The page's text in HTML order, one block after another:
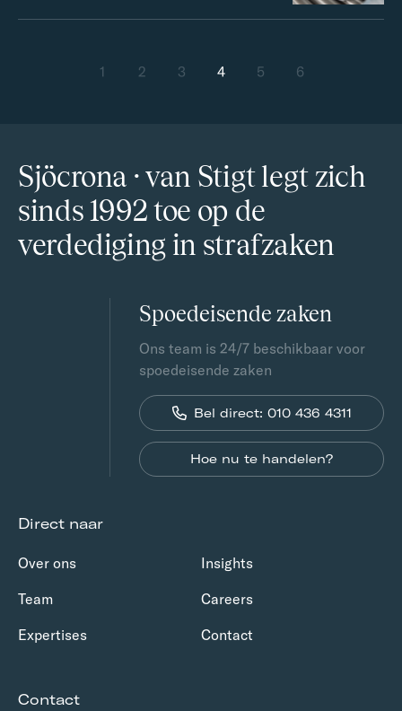
Berichten navigatie
Vorige
1 2 3 4 5 6
Sjöcrona · van Stigt legt zich
sinds 1992 toe op de
verdediging in strafzaken
Spoedeisende zaken
Ons team is 24/7 beschikbaar voor
spoedeisende zaken
Bel direct: 010 436 4311
Hoe nu te handelen?
Direct naar
Over ons
Insights
Team
Careers
Expertises
Contact
Contact